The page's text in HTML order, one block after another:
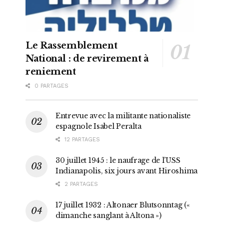
Le Rassemblement
National : de revirement à
reniement
0 PARTAGES
Entrevue avec la militante nationaliste
espagnole Isabel Peralta
12 PARTAGES
30 juillet 1945 : le naufrage de l’USS
Indianapolis, six jours avant Hiroshima
2 PARTAGES
17 juillet 1932 : Altonaer Blutsonntag («
dimanche sanglant à Altona »)